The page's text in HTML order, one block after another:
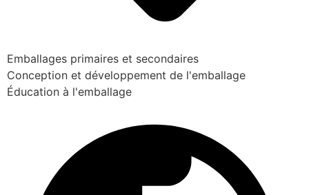
Emballages primaires et secondaires
Conception et développement de l'emballage
Éducation à l'emballage